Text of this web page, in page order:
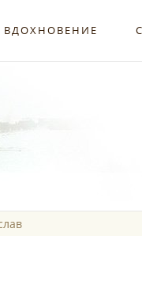
ВДОХНОВЕНИЕ